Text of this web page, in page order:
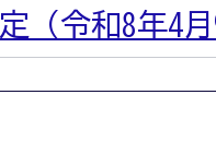
（令和8年4